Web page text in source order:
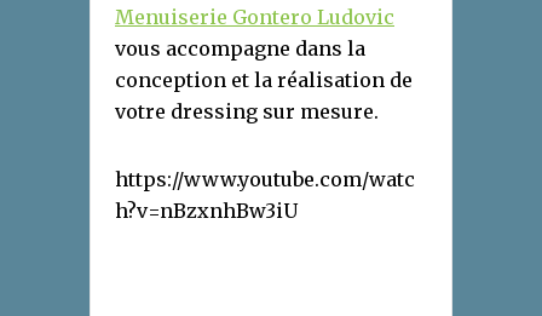
Menuiserie Gontero Ludovic
vous accompagne dans la
conception et la réalisation de
votre dressing sur mesure.
https://www.youtube.com/watc
h?v=nBzxnhBw3iU